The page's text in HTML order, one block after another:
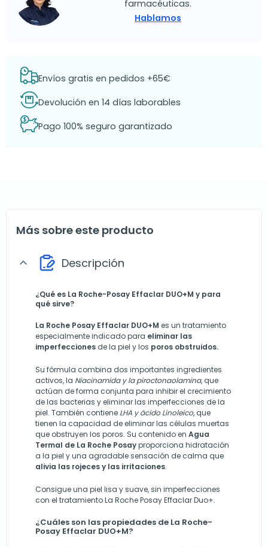
farmacéuticas.
Hablamos
Envíos gratis en pedidos +65€
Devolución en 14 días laborables
Pago 100% seguro garantizado
Más sobre este producto
expand_more Descripción
¿Qué es La Roche-Posay Effaclar DUO+M y para
qué sirve?
La Roche Posay Effaclar DUO+M es un tratamiento
especialmente indicado para eliminar las
imperfecciones de la piel y los poros obstruidos.
Su fórmula combina dos importantes ingredientes
activos, la Niacinamida y la piroctonaolamina, que
actúan de forma conjunta para inhibir el crecimiento
de las bacterias y eliminar las imperfecciones de la
piel. También contiene LHA y ácido Linoleico, que
tienen la capacidad de eliminar las células muertas
que obstruyen los poros. Su contenido en Agua
Termal de La Roche Posayproporciona hidratación
a la piel y una agradable sensación de calma que
alivia las rojeces y las irritaciones.
Consigue una piel lisa y suave, sin imperfecciones
con el tratamiento La Roche Posay Effaclar Duo+.
¿Cuáles son las propiedades de La Roche-
Posay Effaclar DUO+M?